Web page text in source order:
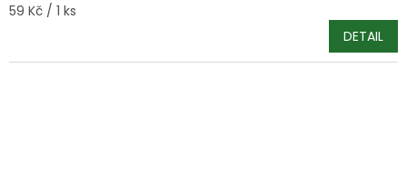
Měrná
59 Kč / 1 ks
DETAIL